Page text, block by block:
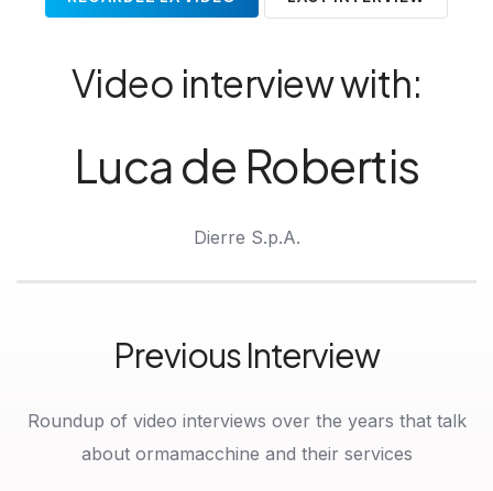
Video interview with:
Luca de Robertis
Dierre S.p.A.
Previous Interview
Roundup of video interviews over the years that talk
about ormamacchine and their services